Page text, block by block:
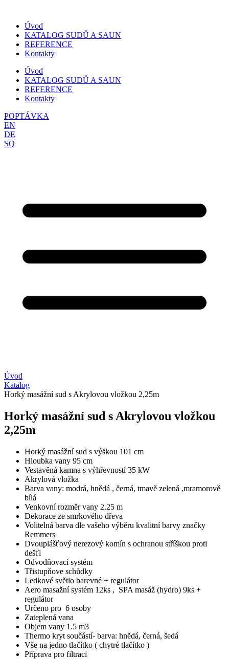
obsahuÚvod
KATALOG SUDŮ A SAUN
REFERENCE
Kontakty
Úvod
KATALOG SUDŮ A SAUN
REFERENCE
Kontakty
POPTÁVKA
EN
DE
SQ
Úvod
Katalog
Horký masážní sud s Akrylovou vložkou 2,25m
Horký masážní sud s Akrylovou vložkou
2,25m
Horký masážní sud s výškou 101 cm
Hloubka vany 95 cm
Vestavěná kamna s výhřevností 35 kW
Akrylová vložka
Barva vany: modrá, hnědá , černá, tmavě zelená ,mramorově
bílá
Venkovní rozměr vany 2.25 m
Dekorace ze smrkového dřeva
Volitelná barva dle vašeho výběru kvalitní barvy značky
Remmers
Dvouplášťový nerezový komín s ochranou stříškou proti
dešťi
Odvodňovací systém
Třistupňove schůdky
Ledkové světlo barevné + regulátor
Aero masažní systém 12ks , SPA masáž (hydro) 9ks +
regulátor
Určeno pro 6 osoby
Zateplená vana
Objem vany 1.5 m3
Thermo kryt součástí- barva: hnědá, černá, šedá
Vše na jedno tlačítko ( chytré tlačítko )
Příprava pro filtraci